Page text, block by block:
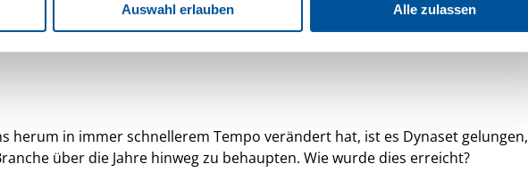
Auswahl erlauben Alle zulassen
ermöglicht die weltweite Verfügbarkeit von DYNASET-Produkten.
herum in immer schnellerem Tempo verändert hat, ist es Dynaset gelungen,
über die Jahre hinweg zu behaupten. Wie wurde dies erreicht?